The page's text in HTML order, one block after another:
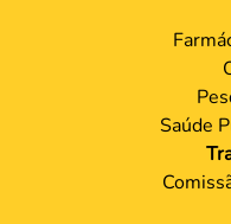
Saúde